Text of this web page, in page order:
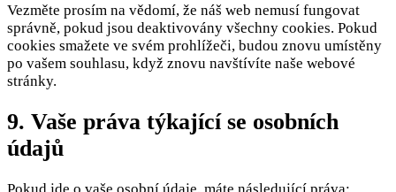
Vezměte prosím na vědomí, že náš web nemusí fungovat
správně, pokud jsou deaktivovány všechny cookies. Pokud
cookies smažete ve svém prohlížeči, budou znovu umístěny
po vašem souhlasu, když znovu navštívíte naše webové
stránky.
9. Vaše práva týkající se osobních
údajů